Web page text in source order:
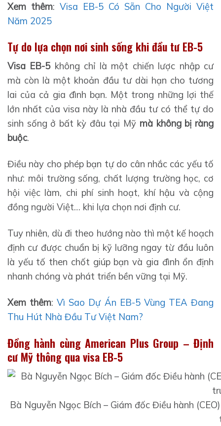
Xem thêm: Visa EB-5 Có Sẵn Cho Người Việt
Năm 2025
Tự do lựa chọn nơi sinh sống khi đầu tư EB-5
Visa EB-5không chỉ là một chiến lược nhập cư
mà còn là một khoản đầu tư dài hạn cho tương
lai của cả gia đình bạn. Một trong những lợi thế
lớn nhất của visa này là nhà đầu tư có thể tự do
sinh sống ở bất kỳ đâu tại Mỹ mà không bị ràng
buộc.
Điều này cho phép bạn tự do cân nhắc các yếu tố
như: môi trường sống, chất lượng trường học, cơ
hội việc làm, chi phí sinh hoạt, khí hậu và cộng
đồng người Việt… khi lựa chọn nơi định cư.
Tuy nhiên, dù đi theo hướng nào thì một kế hoạch
định cư được chuẩn bị kỹ lưỡng ngay từ đầu luôn
là yếu tố then chốt giúp bạn và gia đình ổn định
nhanh chóng và phát triển bền vững tại Mỹ.
Xem thêm:Vì Sao Dự Án EB-5 Vùng TEA Đang
Thu Hút Nhà Đầu Tư Việt Nam?
Đồng hành cùng American Plus Group – Định
cư Mỹ thông qua visa EB-5
Bà Nguyễn Ngọc Bích – Giám đốc Điều hành